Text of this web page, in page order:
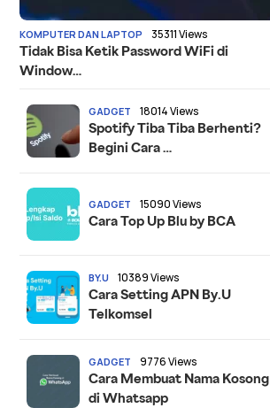
KOMPUTER DAN LAPTOP 35311 Views
Tidak Bisa Ketik Password WiFi di
Window…
GADGET 18014 Views
Spotify Tiba Tiba Berhenti?
Begini Cara …
GADGET 15090 Views
Cara Top Up Blu by BCA
BY.U 10389 Views
Cara Setting APN By.U
Telkomsel
GADGET 9776 Views
Cara Membuat Nama Kosong
di Whatsapp